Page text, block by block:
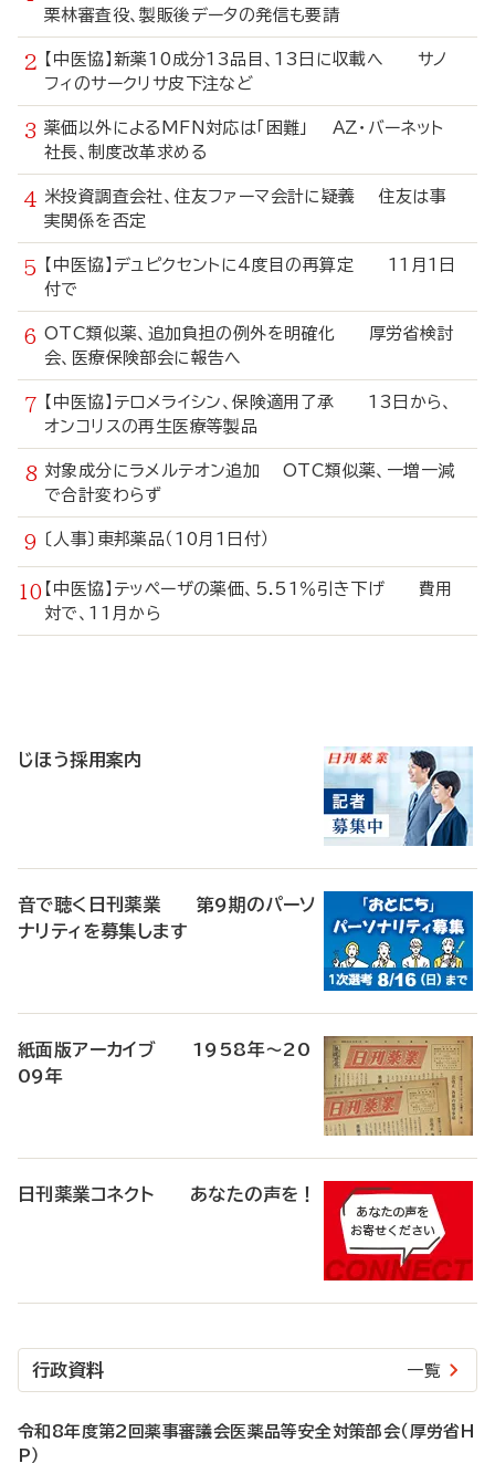
栗林審査役、製販後データの発信も要請
【中医協】新薬10成分13品目、13日に収載へ サノ
フィのサークリサ皮下注など
薬価以外によるMFN対応は「困難」 AZ・バーネット
社長、制度改革求める
米投資調査会社、住友ファーマ会計に疑義 住友は事
実関係を否定
【中医協】デュピクセントに4度目の再算定 11月1日
付で
OTC類似薬、追加負担の例外を明確化 厚労省検討
会、医療保険部会に報告へ
【中医協】テロメライシン、保険適用了承 13日から、
オンコリスの再生医療等製品
対象成分にラメルテオン追加 OTC類似薬、一増一減
で合計変わらず
〔人事〕東邦薬品（10月1日付）
【中医協】テッペーザの薬価、5.51％引き下げ 費用
対で、11月から
じほう採用案内
音で聴く日刊薬業 第9期のパーソ
ナリティを募集します
紙面版アーカイブ 1958年～20
09年
日刊薬業コネクト あなたの声を！
行政資料 一覧
令和8年度第2回薬事審議会医薬品等安全対策部会（厚労省H
P）